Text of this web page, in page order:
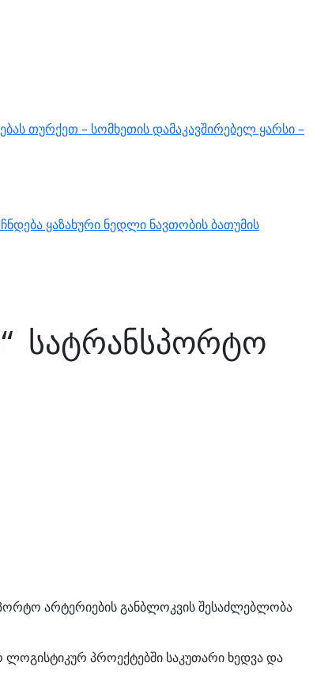
თურქეთ – სომხეთის დამაკავშირებელ ყარსი –
ყაზახური ნედლი ნავთობის ბათუმის
სატრანსპორტო
არტერიების განბლოკვის შესაძლებლობა
ლოგისტიკურ პროექტებში საკუთარი ხედვა და